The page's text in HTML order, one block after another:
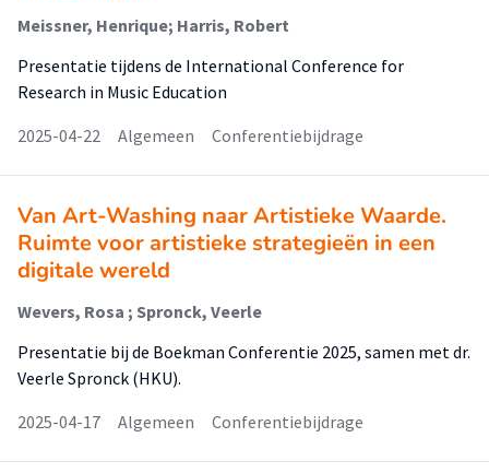
Meissner, Henrique; Harris, Robert
Presentatie tijdens de International Conference for
Research in Music Education
2025-04-22
Algemeen Conferentiebijdrage
Van Art-Washing naar Artistieke Waarde.
Ruimte voor artistieke strategieën in een
digitale wereld
Wevers, Rosa ; Spronck, Veerle
Presentatie bij de Boekman Conferentie 2025, samen met dr.
Veerle Spronck (HKU).
2025-04-17
Algemeen Conferentiebijdrage